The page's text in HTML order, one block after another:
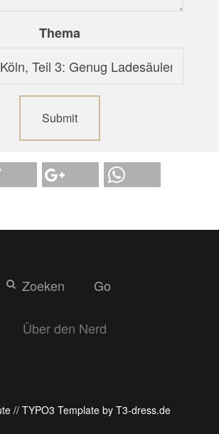
Thema
Submit
Go
Über den Nerd
// TYPO3 Template by T3-dress.de